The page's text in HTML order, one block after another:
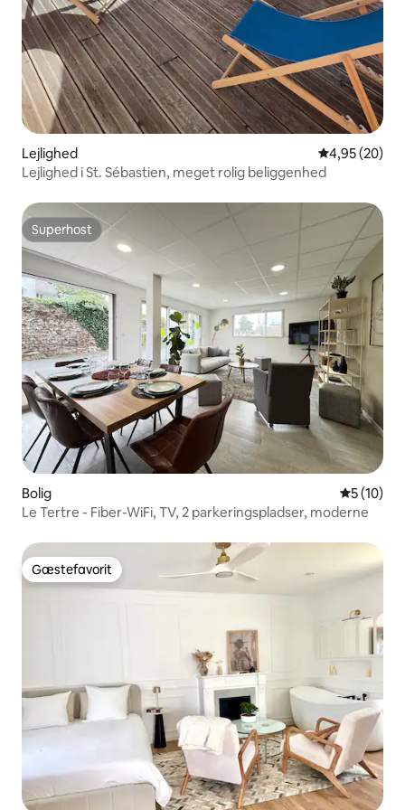
Lejlighed 4,95 ud af 5 i
4,95 (20)
Lejlighed i St. Sébastien, meget rolig beliggenhed
Superhost
Superhost
Bolig 5 ud af 5 i
5 (10)
Le Tertre - Fiber-WiFi, TV, 2 parkeringspladser, moderne
Gæstefavorit
Gæstefavorit